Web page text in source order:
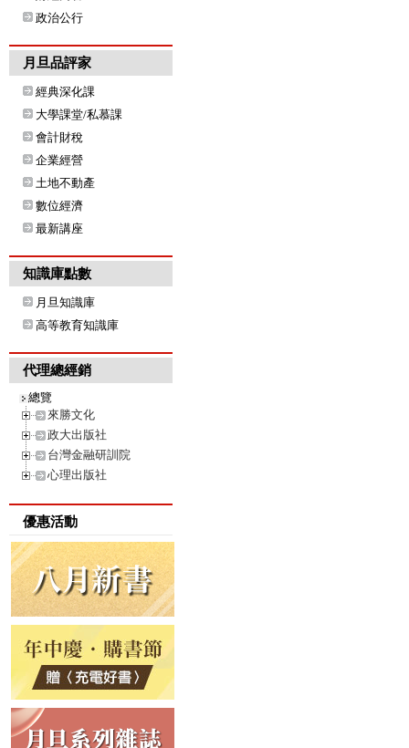
政治公行
月旦品評家
經典深化課
大學課堂/私慕課
會計財稅
企業經營
土地不動產
數位經濟
最新講座
知識庫點數
月旦知識庫
高等教育知識庫
代理總經銷
總覽
來勝文化
政大出版社
台灣金融研訓院
心理出版社
優惠活動